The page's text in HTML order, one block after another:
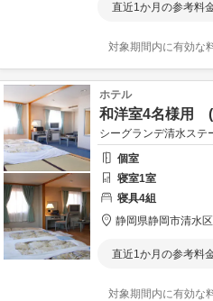
直近1か月の参考料
対象期間内に有効な
ホテル
和洋室4名様用
シーグランデ清水ステ
個室
寝室1室
寝具4組
静岡県静岡市清水
直近1か月の参考料
対象期間内に有効な